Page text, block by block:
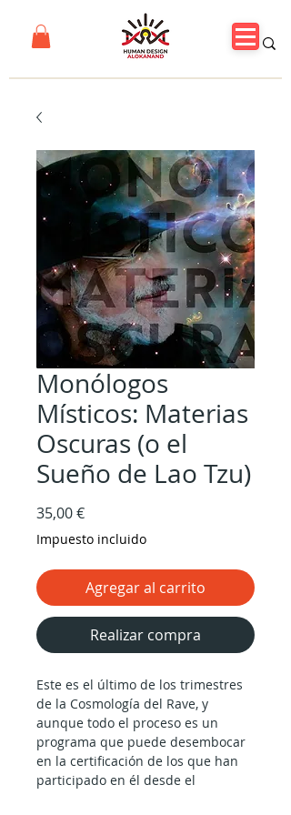
Monólogos
Místicos: Materias
Oscuras (o el
Sueño de Lao Tzu)
35,00 €Precio
Impuesto incluido
Agregar al carrito
Realizar compra
Este es el último de los trimestres
de la Cosmología del Rave, y
aunque todo el proceso es un
programa que puede desembocar
en la certificación de los que han
participado en él desde el